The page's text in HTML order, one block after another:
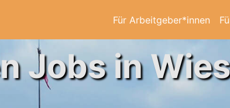
Für Arbeitgeber*innen
Jobs in